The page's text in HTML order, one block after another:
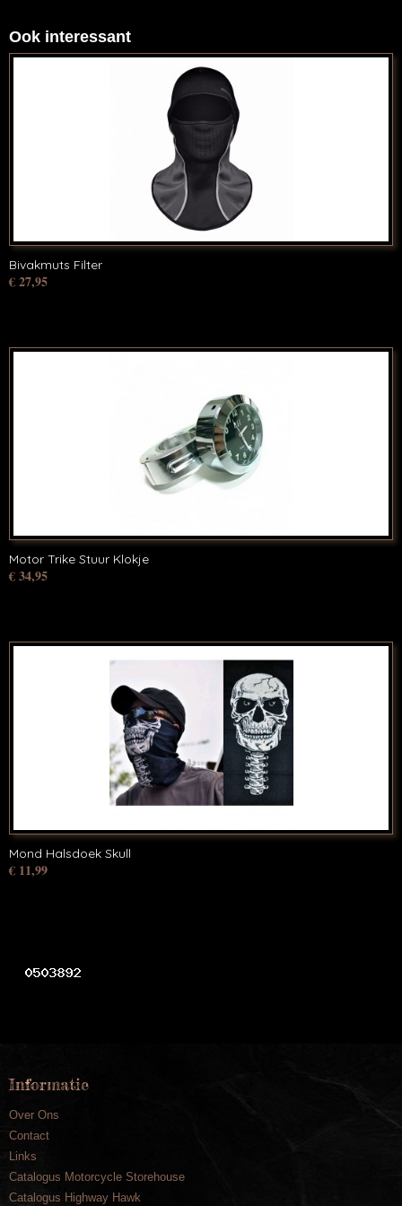
Ook interessant
Bivakmuts Filter
€ 27,95
Motor Trike Stuur Klokje
€ 34,95
Mond Halsdoek Skull
€ 11,99
Informatie
Over Ons
Contact
Links
Catalogus Motorcycle Storehouse
Catalogus Highway Hawk